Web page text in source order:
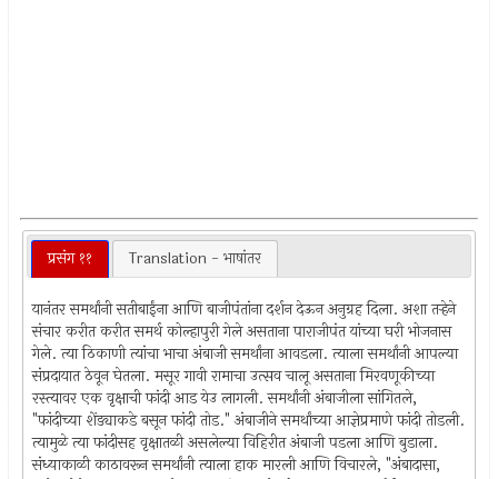
प्रसंग ११ Translation - भाषांतर
यानंतर समर्थांनी सतीबाईंना आणि बाजीपंतांना दर्शन देऊन अनुग्रह दिला. अशा तर्‍हेने
संचार करीत करीत समर्थ कोल्हापुरी गेले असताना पाराजीपंत यांच्या घरी भोजनास
गेले. त्या ठिकाणी त्यांचा भाचा अंबाजी समर्थांना आवडला. त्याला समर्थांनी आपल्या
संप्रदायात ठेवून घेतला. मसूर गावी रामाचा उत्सव चालू असताना मिरवणूकीच्या
रस्त्यावर एक वृक्षाची फांदी आड येउ लागली. समर्थांनी अंबाजीला सांगितले,
"फांदीच्या शेंड्याकडे बसून फांदी तोड." अंबाजीने समर्थांच्या आज्ञेप्रमाणे फांदी तोडली.
त्यामुळे त्या फांदीसह वृक्षातळी असलेल्या विहिरीत अंबाजी पडला आणि बुडाला.
संध्याकाळी काठावरून समर्थांनी त्याला हाक मारली आणि विचारले, "अंबादासा,